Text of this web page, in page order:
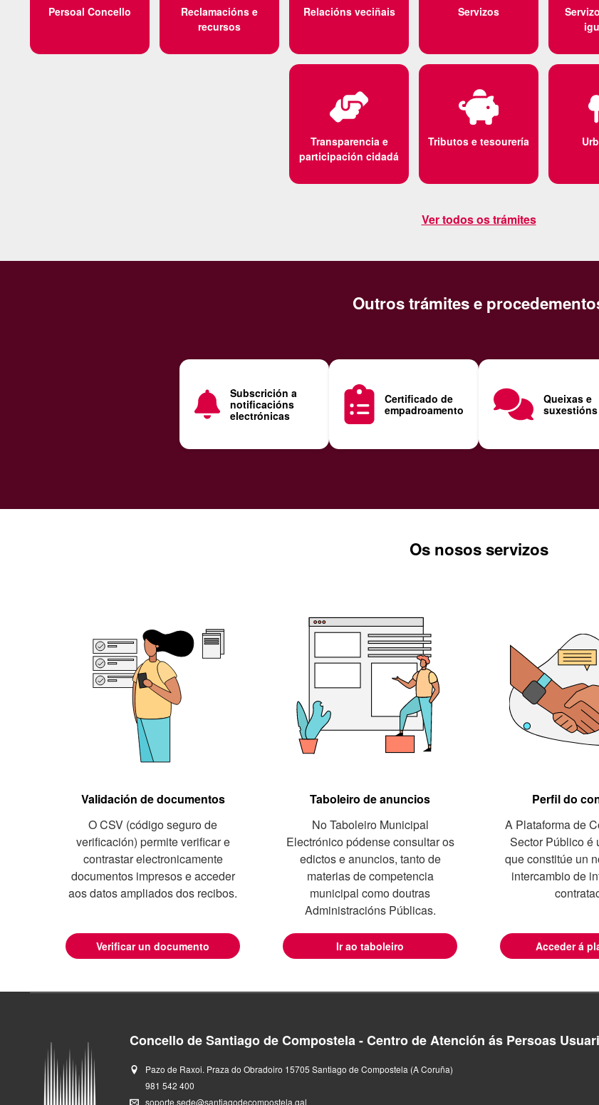
Ver todos os trámites
Persoal Concello
Reclamacións e
recursos
Relacións veciñais Servizos
Transparencia e
participación cidadá
Tributos e tesourería
Outros trámites e
Subscrición a
notificacións
electrónicas
Certificado de
empadroamento
Queixas e
suxestións
Os nosos servizos
Validación de documentos
O CSV (código seguro de
verificación) permite verificar e
contrastar electronicamente
documentos impresos e acceder
aos datos ampliados dos recibos.
Verificar un documento
Taboleiro de anuncios
No Taboleiro Municipal
Electrónico pódense consultar os
edictos e anuncios, tanto de
materias de competencia
municipal como doutras
Administracións Públicas.
Ir ao taboleiro
Perfil do
A Plataforma de
Sector Público é
que constitúe un
intercambio de
Acceder á
Concello de Santiago de Compostela - Centro de Atención ás Persoas
Pazo de Raxoi. Praza do Obradoiro 15705 Santiago de Compostela (A Coruña)
981 542 400
soporte.sede@santiagodecompostela.gal